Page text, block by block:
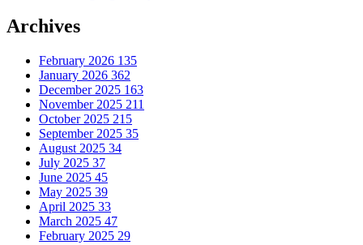
Archives
February 2026 135
January 2026 362
December 2025 163
November 2025 211
October 2025 215
September 2025 35
August 2025 34
July 2025 37
June 2025 45
May 2025 39
April 2025 33
March 2025 47
February 2025 29